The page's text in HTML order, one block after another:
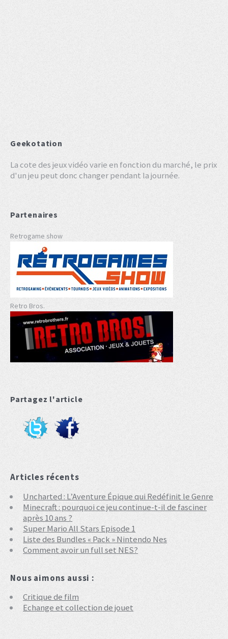
Geekotation
La cote des jeux vidéo varie en fonction du marché, le prix
d'un jeu peut donc changer pendant la journée.
Partenaires
Retrogame show
Retro Bros.
Partagez l'article
Articles récents
Uncharted : L’Aventure Épique qui Redéfinit le Genre
Minecraft : pourquoi ce jeu continue-t-il de fasciner
après 10 ans ?
Super Mario All Stars Episode 1
Liste des Bundles « Pack » Nintendo Nes
Comment avoir un full set NES?
Nous aimons aussi :
Critique de film
Echange et collection de jouet